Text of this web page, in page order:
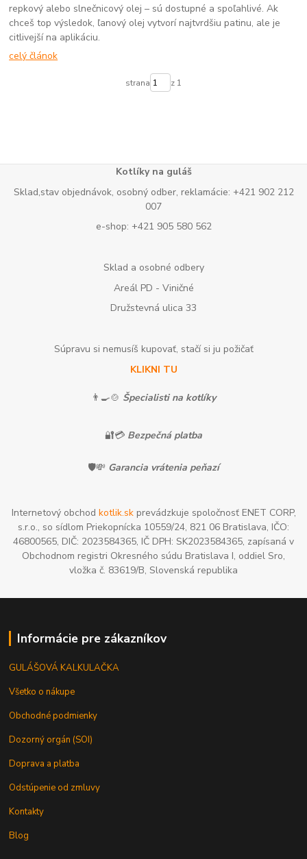
repkový alebo slnečnicový olej – sú dostupné a spoľahlivé. Ak
chceš top výsledok, ľanový olej vytvorí najtvrdšiu patinu, ale je
citlivejší na aplikáciu.
celý článok
strana z 1
Kotlíky na guláš
Sklad,stav objednávok, osobný odber, reklamácie: +421 902 212
007
e-shop: +421 905 580 562
Sklad a osobné odbery
Areál PD - Viničné
Družstevná ulica 33
Súpravu si nemusíš kupovať, stačí si ju požičať
KLIKNI TU
👨‍🍳🍲 Špecialisti na kotlíky
🔐💳 Bezpečná platba
🛡️💸 Garancia vrátenia peňazí
Internetový obchod kotlik.skprevádzkuje spoločnosť ENET CORP,
s.r.o., so sídlom Priekopnícka 10559/24, 821 06 Bratislava, IČO:
46800565, DIČ: 2023584365, IČ DPH: SK2023584365, zapísaná v
Obchodnom registri Okresného súdu Bratislava I, oddiel Sro,
vložka č. 83619/B, Slovenská republika
Informácie pre zákazníkov
GULÁŠOVÁ KALKULAČKA
Všetko o nákupe
Obchodné podmienky
Dozorný orgán (SOI)
Doprava a platba
Odstúpenie od zmluvy
Kontakty
Blog